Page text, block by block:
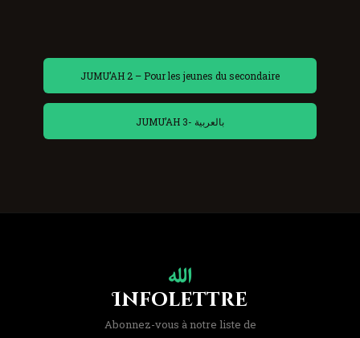
JUMU’AH 2 – Pour les jeunes du secondaire
JUMU’AH 3- بالعربية
Infolettre
Abonnez-vous à notre liste de